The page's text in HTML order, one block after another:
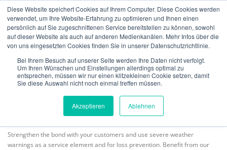
Diese Website speichert Cookies auf Ihrem Computer. Diese Cookies werden
verwendet, um Ihre Website-Erfahrung zu optimieren und Ihnen einen
persönlich auf Sie zugeschnittenen Service bereitstellen zu können, sowohl
auf dieser Website als auch auf anderen Medienkanälen. Mehr Infos über die
von uns eingesetzten Cookies finden Sie in unserer Datenschutzrichtlinie.
Bei Ihrem Besuch auf unserer Seite werden Ihre Daten nicht verfolgt.
Um Ihren Wünschen und Einstellungen allerdings optimal zu
entsprechen, müssen wir nur einen klitzekleinen Cookie setzen, damit
Sie diese Auswahl nicht noch einmal treffen müssen.
Akzeptieren Ablehnen
content
ABOUT US INSURANCE VERIFICATION
TECHNOLOGY TEAM NEWS CONTACT
ENGLISH
SEVERE WEATHER WARNINGS
Severe weather warnings
Strengthen the bond with your customers and use severe weather
warnings as a service element and for loss prevention. Benefit from our